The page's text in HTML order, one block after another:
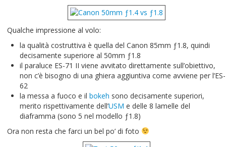
Qualche impressione al volo:
la qualità costruttiva è quella del Canon 85mm ƒ1.8, quindi
decisamente superiore al 50mm ƒ1.8
il paraluce ES-71 II viene avvitato direttamente sull’obiettivo,
non c’è bisogno di una ghiera aggiuntiva come avviene per l’ES-
62
la messa a fuoco e il bokeh sono decisamente superiori,
merito rispettivamente dell’USM e delle 8 lamelle del
diaframma (sono 5 nel modello ƒ1.8)
Ora non resta che farci un bel po’ di foto